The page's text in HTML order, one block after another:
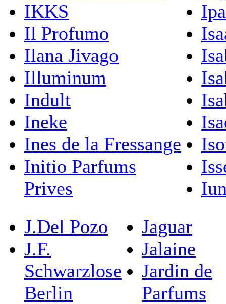
IKKS
Il Profumo
Ilana Jivago
Illuminum
Indult
Ineke
Ines de la Fressange
Initio Parfums
Prives
J.Del Pozo
J.F.
Schwarzlose
Berlin
Jaguar
Jalaine
Jardin de
Parfums